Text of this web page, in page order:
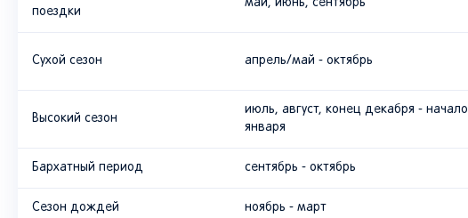
поездки
май, июнь, сентябрь
Сухой сезон апрель/май - октябрь
Высокий сезон
июль, август, конец декабря - начало
января
Бархатный период сентябрь - октябрь
Сезон дождей ноябрь - март